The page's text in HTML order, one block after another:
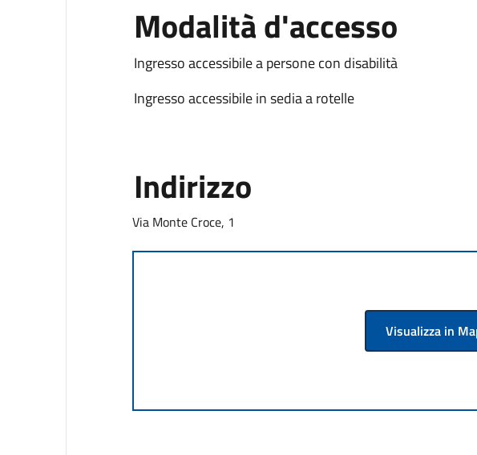
Modalità d'accesso
Ingresso accessibile a persone con disabilità
Ingresso accessibile in sedia a rotelle
Indirizzo
Via Monte Croce, 1
Visualizza in